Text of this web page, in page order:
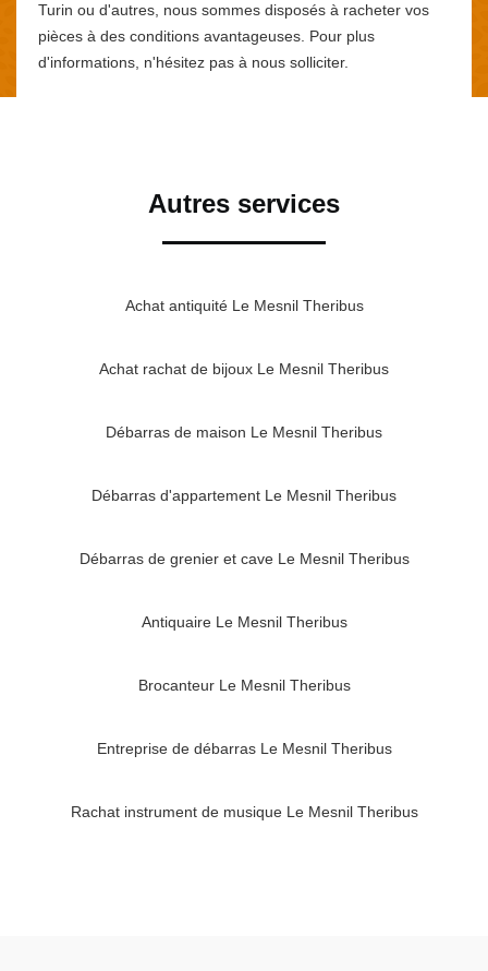
Turin ou d'autres, nous sommes disposés à racheter vos
pièces à des conditions avantageuses. Pour plus
d'informations, n'hésitez pas à nous solliciter.
Autres services
Achat antiquité Le Mesnil Theribus
Achat rachat de bijoux Le Mesnil Theribus
Débarras de maison Le Mesnil Theribus
Débarras d'appartement Le Mesnil Theribus
Débarras de grenier et cave Le Mesnil Theribus
Antiquaire Le Mesnil Theribus
Brocanteur Le Mesnil Theribus
Entreprise de débarras Le Mesnil Theribus
Rachat instrument de musique Le Mesnil Theribus